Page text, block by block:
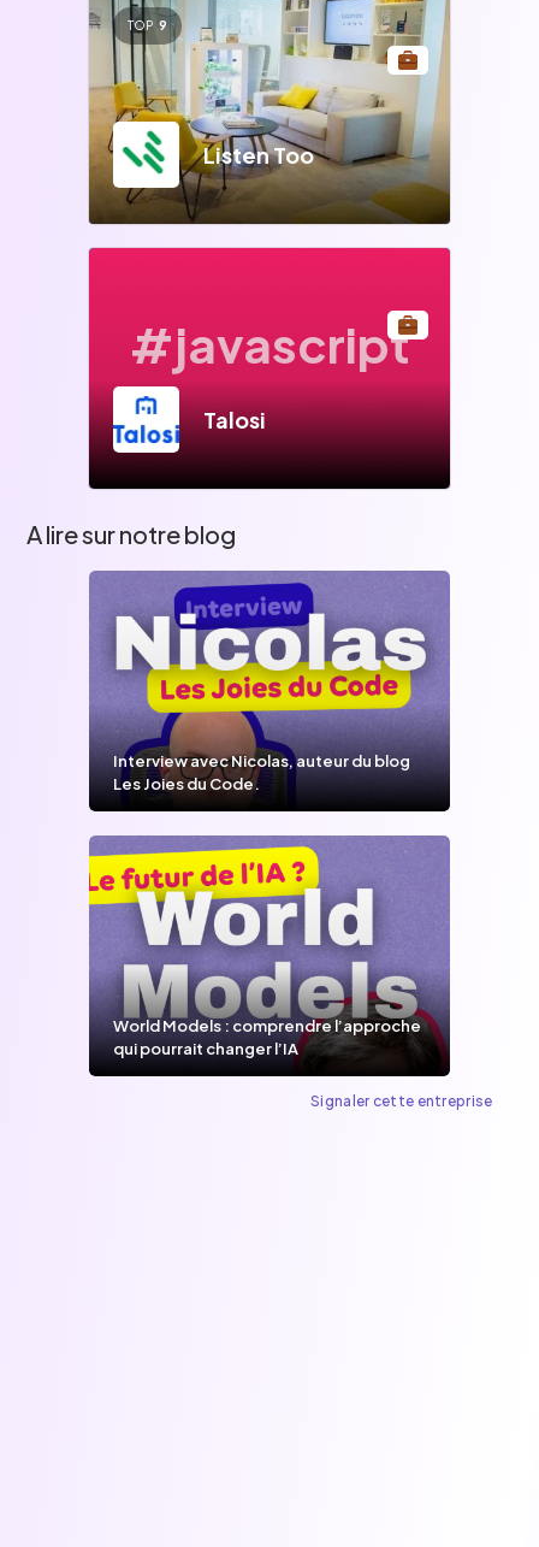
TOP 9
Listen Too
#javascript
Talosi
A lire sur notre blog
Interview avec Nicolas, auteur du blog
Les Joies du Code.
World Models : comprendre l’approche
qui pourrait changer l’IA
Signaler cette entreprise